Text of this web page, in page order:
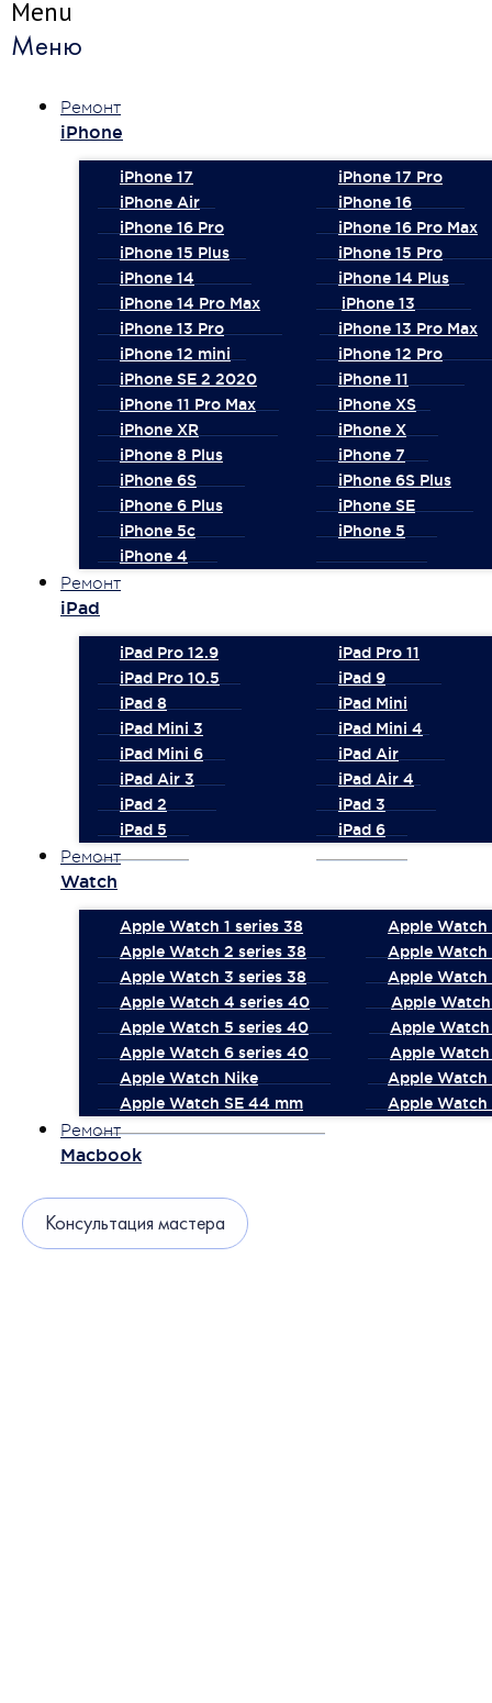
Menu
Меню
Ремонт
iPhone
iPhone 17
iPhone 17 Pro
iPhone Air
iPhone 16
iPhone 16 Pro
iPhone 16 Pro Max
iPhone 15 Plus
iPhone 15 Pro
iPhone 14
iPhone 14 Plus
iPhone 14 Pro Max
iPhone 13
iPhone 13 Pro
iPhone 13 Pro Max
iPhone 12 mini
iPhone 12 Pro
iPhone SE 2 2020
iPhone 11
iPhone 11 Pro Max
iPhone XS
iPhone XR
iPhone X
iPhone 8 Plus
iPhone 7
iPhone 6S
iPhone 6S Plus
iPhone 6 Plus
iPhone SE
iPhone 5c
iPhone 5
iPhone 4
Ремонт
iPad
iPad Pro 12.9
iPad Pro 11
iPad Pro 10.5
iPad 9
iPad 8
iPad Mini
iPad Mini 3
iPad Mini 4
iPad Mini 6
iPad Air
iPad Air 3
iPad Air 4
iPad 2
iPad 3
iPad 5
iPad 6
Ремонт
Watch
Apple Watch 1 series 38
Apple Watch
Apple Watch 2 series 38
Apple Watch
Apple Watch 3 series 38
Apple Watch
Apple Watch 4 series 40
Apple
Apple Watch 5 series 40
Apple
Apple Watch 6 series 40
Apple
Apple Watch Nike
Apple Watch
Apple Watch SE 44 mm
Apple Watch
Ремонт
Macbook
Консультация мастера